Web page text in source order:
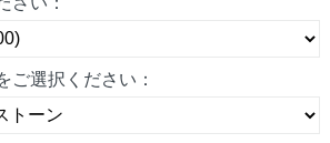
ご選択ください：